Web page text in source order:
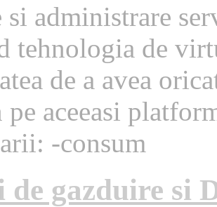
si administrare
tehnologia de
de a avea
pe aceeasi
-consum
de gazduire si